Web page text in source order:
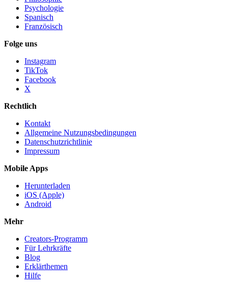
Psychologie
Spanisch
Französisch
Folge uns
Instagram
TikTok
Facebook
X
Rechtlich
Kontakt
Allgemeine Nutzungsbedingungen
Datenschutzrichtlinie
Impressum
Mobile Apps
Herunterladen
iOS (Apple)
Android
Mehr
Creators-Programm
Für Lehrkräfte
Blog
Erklärthemen
Hilfe